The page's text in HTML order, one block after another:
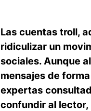
Las cuentas troll,
ridiculizar un
sociales. Aunque
mensajes de
expertas
confundir al